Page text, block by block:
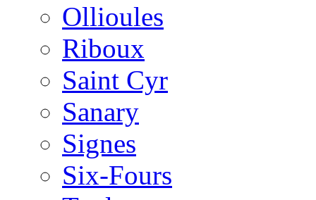
Ollioules
Riboux
Saint Cyr
Sanary
Signes
Six-Fours